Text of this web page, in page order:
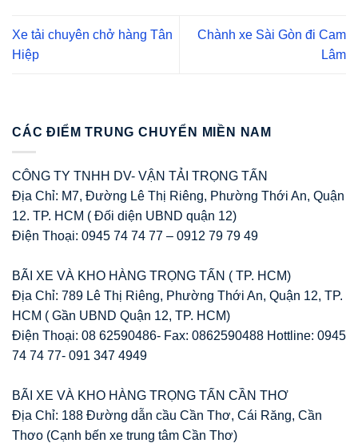
Xe tải chuyên chở hàng Tân
Hiệp
Chành xe Sài Gòn đi Cam
Lâm
CÁC ĐIỂM TRUNG CHUYỂN MIỀN NAM
CÔNG TY TNHH DV- VẬN TẢI TRỌNG TẤN
Địa Chỉ: M7, Đường Lê Thị Riêng, Phường Thới An, Quận
12. TP. HCM ( Đối diện UBND quận 12)
Điện Thoại: 0945 74 74 77 – 0912 79 79 49
BÃI XE VÀ KHO HÀNG TRỌNG TẤN ( TP. HCM)
Địa Chỉ: 789 Lê Thị Riêng, Phường Thới An, Quận 12, TP.
HCM ( Gần UBND Quận 12, TP. HCM)
Điện Thoại: 08 62590486- Fax: 0862590488 Hottline: 0945
74 74 77- 091 347 4949
BÃI XE VÀ KHO HÀNG TRỌNG TẤN CẦN THƠ
Địa Chỉ: 188 Đường dẫn cầu Cần Thơ, Cái Răng, Cần
Thơo (Cạnh bến xe trung tâm Cần Thơ)